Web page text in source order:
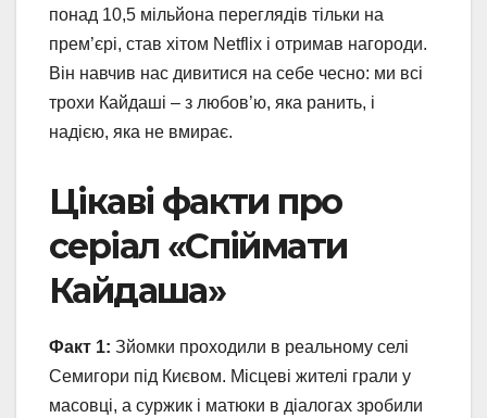
понад 10,5 мільйона переглядів тільки на
прем’єрі, став хітом Netflix і отримав нагороди.
Він навчив нас дивитися на себе чесно: ми всі
трохи Кайдаші – з любов’ю, яка ранить, і
надією, яка не вмирає.
Цікаві факти про
серіал «Спіймати
Кайдаша»
Факт 1: Зйомки проходили в реальному селі
Семигори під Києвом. Місцеві жителі грали у
масовці, а суржик і матюки в діалогах зробили